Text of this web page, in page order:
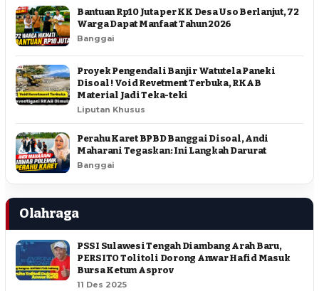
Bantuan Rp10 Juta per KK Desa Uso Berlanjut, 72
Warga Dapat Manfaat Tahun 2026
Banggai
Proyek Pengendali Banjir Watutela Paneki
Disoal ! Void Revetment Terbuka, RKAB
Material Jadi Teka-teki
Liputan Khusus
Perahu Karet BPBD Banggai Disoal, Andi
Maharani Tegaskan: Ini Langkah Darurat
Banggai
Olahraga
PSSI Sulawesi Tengah Diambang Arah Baru,
PERSITO Tolitoli Dorong Anwar Hafid Masuk
Bursa Ketum Asprov
11 Des 2025